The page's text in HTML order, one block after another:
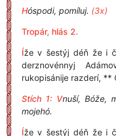
Hóspodi, pomíluj. (3x)
Tropár, hlás 2.
Íže v šestýj déň že i
derznovénnyj
rukopisánije razderí, **
Stích 1: Vnuší, Bóže,
mojehó.
Íže v šestýj déň že i